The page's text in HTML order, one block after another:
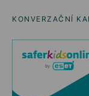
KONVERZAČNÍ